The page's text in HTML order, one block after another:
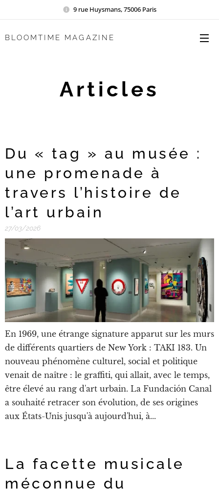
9 rue Huysmans, 75006 Paris
BLOOMTIME MAGAZINE
Articles
Du « tag » au musée :
une promenade à
travers l’histoire de
l’art urbain
27/03/2026
En 1969, une étrange signature apparut sur les murs
de différents quartiers de New York : TAKI 183. Un
nouveau phénomène culturel, social et politique
venait de naître : le graffiti, qui allait, avec le temps,
être élevé au rang d'art urbain. La Fundación Canal
a souhaité retracer son évolution, de ses origines
aux États-Unis jusqu'à aujourd'hui, à...
La facette musicale
méconnue du